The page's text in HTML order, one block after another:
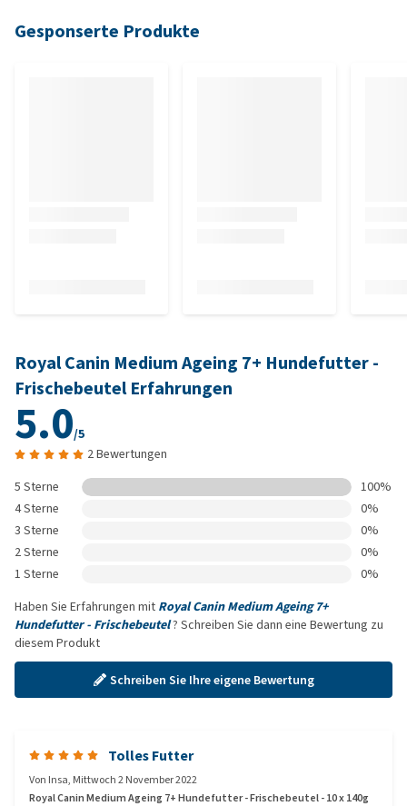
Gesponserte Produkte
Royal Canin Medium Ageing 7+ Hundefutter -
Frischebeutel Erfahrungen
5.0/5
2 Bewertungen
5 Sterne
100%
4 Sterne
0%
3 Sterne
0%
2 Sterne
0%
1 Sterne
0%
Haben Sie Erfahrungen mit Royal Canin Medium Ageing 7+
Hundefutter - Frischebeutel? Schreiben Sie dann eine Bewertung zu
diesem Produkt
Schreiben Sie Ihre eigene Bewertung
Tolles Futter
Von Insa, Mittwoch 2 November 2022
Royal Canin Medium Ageing 7+ Hundefutter - Frischebeutel - 10 x 140g